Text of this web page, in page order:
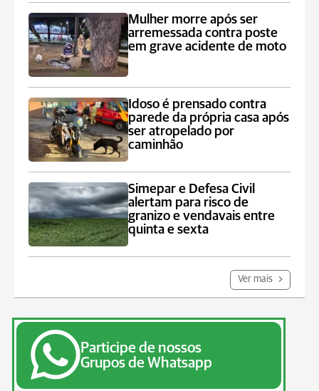
Mulher morre após ser
arremessada contra poste
em grave acidente de moto
Idoso é prensado contra
parede da própria casa após
ser atropelado por
caminhão
Simepar e Defesa Civil
alertam para risco de
granizo e vendavais entre
quinta e sexta
Ver mais
Participe de nossos
Grupos de Whatsapp